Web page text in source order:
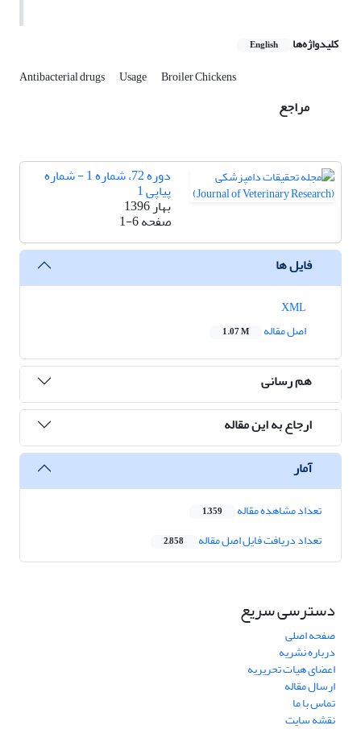
کلیدواژه‌ها English
Antibacterial drugs Usage Broiler Chickens
مراجع
دوره 72، شماره 1 - شماره
پیاپی 1
بهار 1396
صفحه1-6
فایل ها
اصل مقاله
1.07 M
هم رسانی
ارجاع به این مقاله
آمار
تعداد مشاهده مقاله 1,359
تعداد دریافت فایل اصل مقاله 2,858
دسترسی سریع
صفحه اصلی
درباره نشریه
اعضای هیات تحریریه
ارسال مقاله
تماس با ما
نقشه سایت